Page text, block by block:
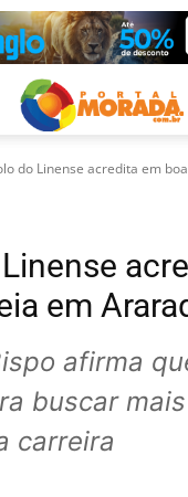
do Linense acredita em
em
afirma
buscar
carreira